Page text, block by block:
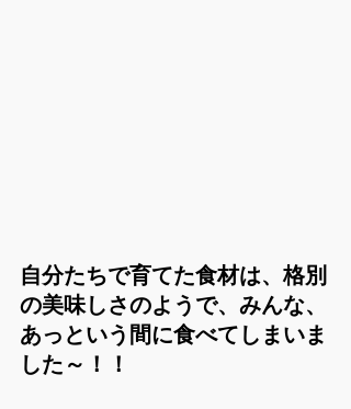
自分たちで育てた食材は、格別
の美味しさのようで、みんな、
あっという間に食べてしまいま
した～！！